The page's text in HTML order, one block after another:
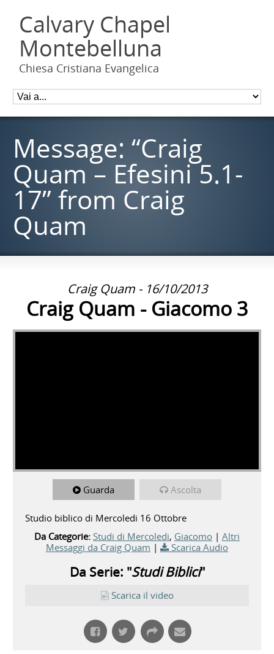
Calvary Chapel
Montebelluna
Chiesa Cristiana Evangelica
Message: “Craig
Quam – Efesini 5.1-
17” from Craig
Quam
Craig Quam - 16/10/2013
Craig Quam - Giacomo 3
Guarda Ascolta
Studio biblico di Mercoledi 16 Ottobre
Da Categorie: Studi di Mercoledi, Giacomo | Altri
Messaggi da Craig Quam | Scarica Audio
Da Serie: "Studi Biblici"
Scarica il video